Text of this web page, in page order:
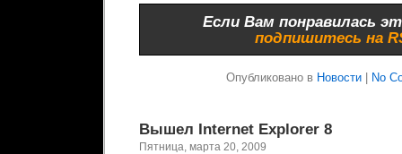
Если Вам понравилась
подпишитесь на
Опубликовано в Новости No
Вышел Internet Explorer 8
Пятница, марта 20, 2009